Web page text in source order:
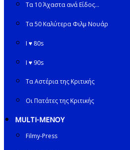
Τα 10 Άχαστα ανά Είδος…
Τα 50 Καλύτερα Φιλμ Νουάρ
I ♥ 80s
I ♥ 90s
Τα Αστέρια της Κριτικής
Οι Πατάτες της Κριτικής
MULTI-ΜΕΝΟΥ
Filmy-Press